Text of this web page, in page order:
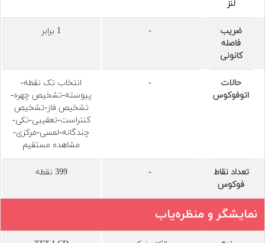
لنز
ضریب
فاصله
کانونی
- 1 برابر
حالات
اتوفوکوس
-
انتخاب تک نقطه-
پیوسته-تشخیص چهره-
تشخیص فاز-تشخیص
کنتراست-تعقیبی-تکی-
چندگانه-لمسی-مرکزی-
مشاهده مستقیم
تعداد نقاط
فوکوس
- 399 نقطه
نمایشگر و منظره‌یاب